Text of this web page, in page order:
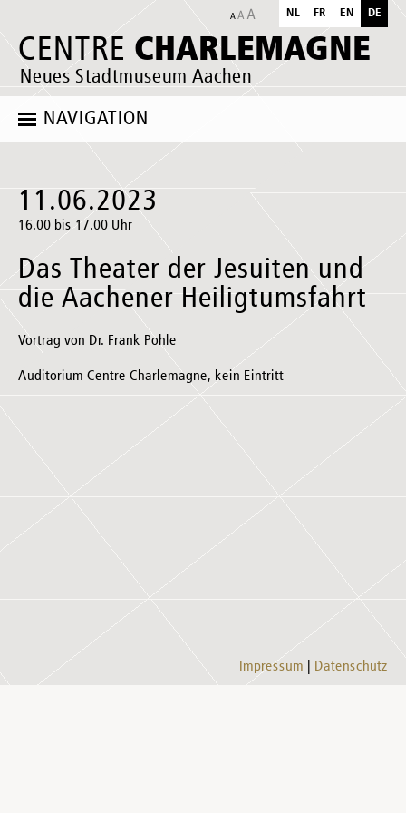
CENTRE CHARLEMAGNE
Neues Stadtmuseum Aachen
NL FR EN DE
NAVIGATION
11.06.2023
16.00 bis 17.00 Uhr
Das Theater der Jesuiten und
die Aachener Heiligtumsfahrt
Vortrag von Dr. Frank Pohle
Auditorium Centre Charlemagne, kein Eintritt
Impressum Datenschutz